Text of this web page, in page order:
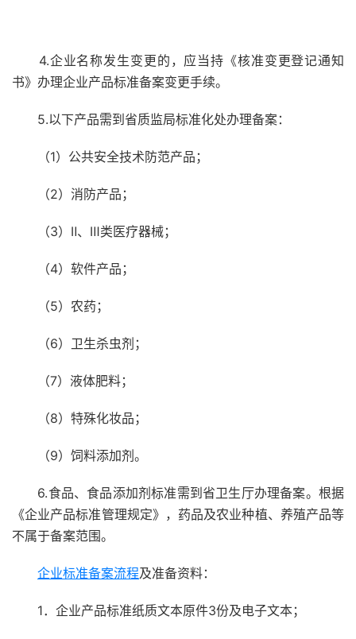
4.企业名称发生变更的，应当持《核准变更登记通知
书》办理企业产品标准备案变更手续。
5.以下产品需到省质监局标准化处办理备案：
（1）公共安全技术防范产品；
（2）消防产品；
（3）Ⅱ、Ⅲ类医疗器械；
（4）软件产品；
（5）农药；
（6）卫生杀虫剂；
（7）液体肥料；
（8）特殊化妆品；
（9）饲料添加剂。
6.食品、食品添加剂标准需到省卫生厅办理备案。根据
《企业产品标准管理规定》，药品及农业种植、养殖产品等
不属于备案范围。
企业标准备案流程及准备资料：
1．企业产品标准纸质文本原件3份及电子文本；